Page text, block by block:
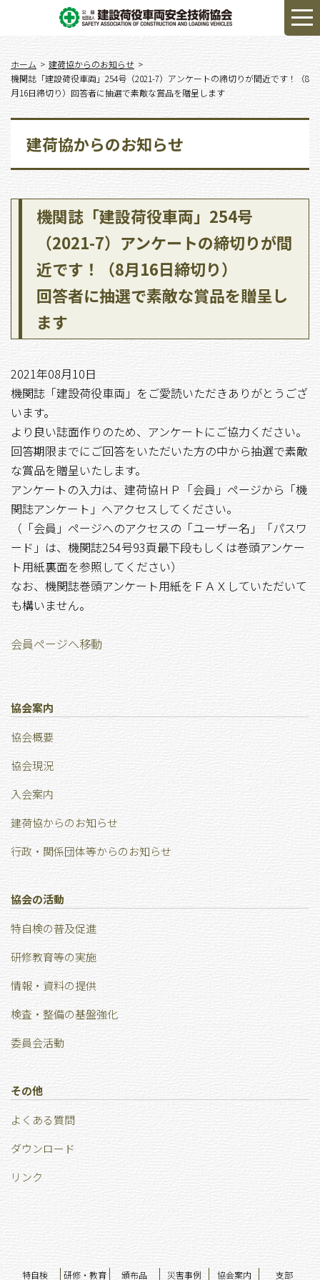
ホーム
建荷協からのお知らせ
機関誌「建設荷役車両」254号（2021-7）アンケートの締切りが間近です！（8
月16日締切り）回答者に抽選で素敵な賞品を贈呈します
建荷協からのお知らせ
機関誌「建設荷役車両」254号
（2021-7）アンケートの締切りが間
近です！（8月16日締切り）
回答者に抽選で素敵な賞品を贈呈し
ます
2021年08月10日
機関誌「建設荷役車両」をご愛読いただきありがとうござ
います。
より良い誌面作りのため、アンケートにご協力ください。
回答期限までにご回答をいただいた方の中から抽選で素敵
な賞品を贈呈いたします。
アンケートの入力は、建荷協ＨＰ「会員」ページから「機
関誌アンケート」へアクセスしてください。
（「会員」ページへのアクセスの「ユーザー名」「パスワ
ード」は、機関誌254号93頁最下段もしくは巻頭アンケー
ト用紙裏面を参照してください）
なお、機関誌巻頭アンケート用紙をＦＡＸしていただいて
も構いません。
会員ページへ移動
協会案内
協会概要
協会現況
⼊会案内
建荷協からのお知らせ
行政・関係団体等からのお知らせ
協会の活動
特⾃検の普及促進
研修教育等の実施
情報・資料の提供
検査・整備の基盤強化
委員会活動
その他
よくある質問
ダウンロード
リンク
特自検 研修・教育 頒布品 災害事例 協会案内 支部